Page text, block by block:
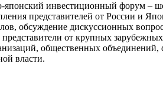
японский инвестиционный форум –
представителей от России и
обсуждение дискуссионных
от крупных
общественных объединений,
власти.